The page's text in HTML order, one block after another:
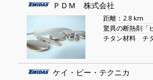
ＰＤＭ 株式会社
距離：2.8 km
驚異の断熱剤「
チタン材料 チ
ケイ・ビー・テクニカ